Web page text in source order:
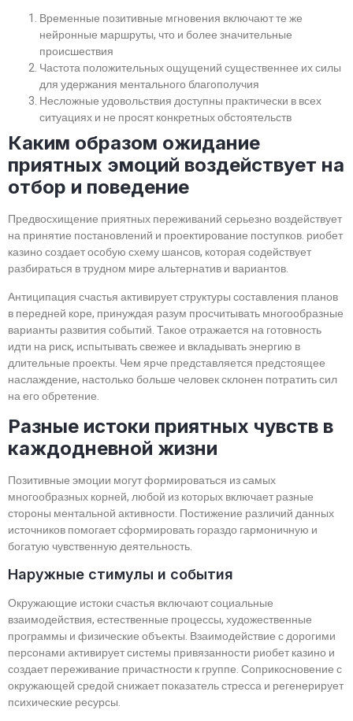
Временные позитивные мгновения включают те же
нейронные маршруты, что и более значительные
происшествия
Частота положительных ощущений существеннее их силы
для удержания ментального благополучия
Несложные удовольствия доступны практически в всех
ситуациях и не просят конкретных обстоятельств
Каким образом ожидание
приятных эмоций воздействует на
отбор и поведение
Предвосхищение приятных переживаний серьезно воздействует
на принятие постановлений и проектирование поступков. риобет
казино создает особую схему шансов, которая содействует
разбираться в трудном мире альтернатив и вариантов.
Антиципация счастья активирует структуры составления планов
в передней коре, принуждая разум просчитывать многообразные
варианты развития событий. Такое отражается на готовность
идти на риск, испытывать свежее и вкладывать энергию в
длительные проекты. Чем ярче представляется предстоящее
наслаждение, настолько больше человек склонен потратить сил
на его обретение.
Разные истоки приятных чувств в
каждодневной жизни
Позитивные эмоции могут формироваться из самых
многообразных корней, любой из которых включает разные
стороны ментальной активности. Постижение различий данных
источников помогает сформировать гораздо гармоничную и
богатую чувственную деятельность.
Наружные стимулы и события
Окружающие истоки счастья включают социальные
взаимодействия, естественные процессы, художественные
программы и физические объекты. Взаимодействие с дорогими
персонами активирует системы привязанности риобет казино и
создает переживание причастности к группе. Соприкосновение с
окружающей средой снижает показатель стресса и регенерирует
психические ресурсы.